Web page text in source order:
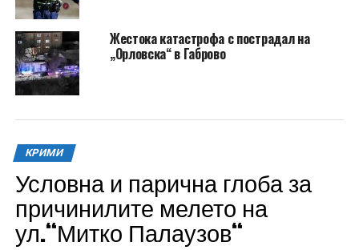
Жестока катастрофа с пострадал на
„Орловска“ в Габрово
КРИМИ
Условна и парична глоба за
причинилите мелето на
ул.“Митко Палаузов“